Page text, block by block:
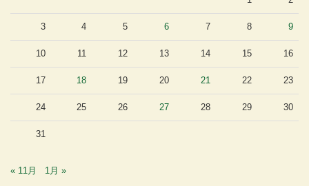
3 4 5 6 7 8 9
10 11 12 13 14 15 16
17 18 19 20 21 22 23
24 25 26 27 28 29 30
31
« 11月 1月 »